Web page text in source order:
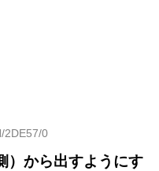
2DE57/0
）から出すようにす